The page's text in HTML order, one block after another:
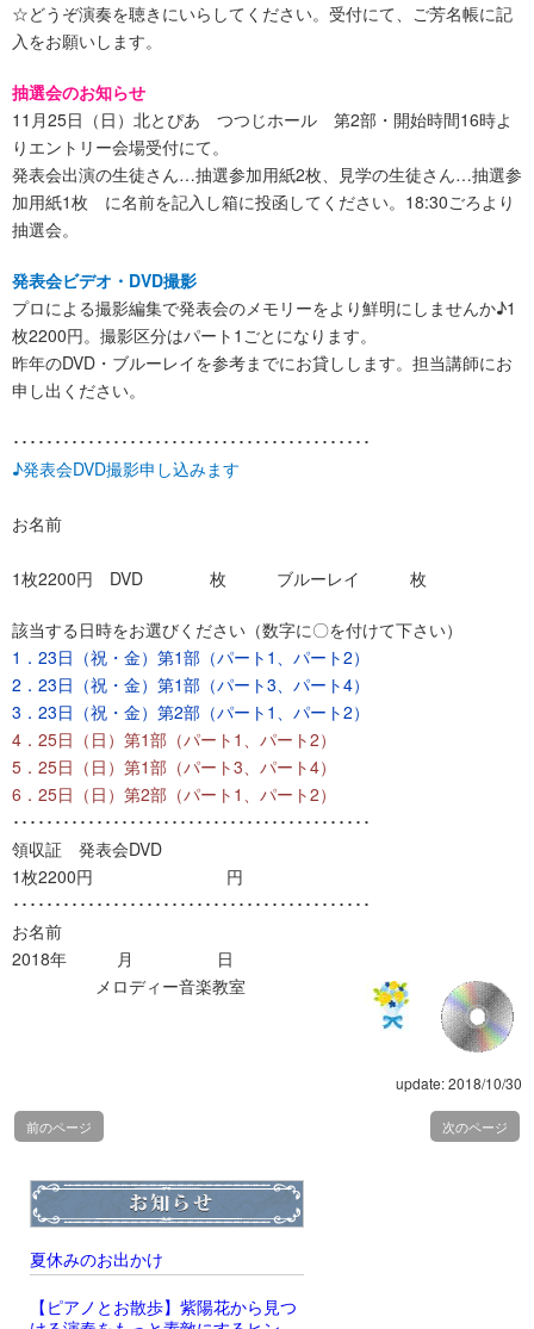
☆どうぞ演奏を聴きにいらしてください。受付にて、ご芳名帳に記
入をお願いします。
抽選会のお知らせ
11月25日（日）北とぴあ つつじホール 第2部・開始時間16時よ
りエントリー会場受付にて。
発表会出演の生徒さん…抽選参加用紙2枚、見学の生徒さん…抽選参
加用紙1枚 に名前を記入し箱に投函してください。18:30ごろより
抽選会。
発表会ビデオ・DVD撮影
プロによる撮影編集で発表会のメモリーをより鮮明にしませんか♪1
枚2200円。撮影区分はパート1ごとになります。
昨年のDVD・ブルーレイを参考までにお貸しします。担当講師にお
申し出ください。
･･･････････････････････････････････････････
♪発表会DVD撮影申し込みます
お名前
1枚2200円 DVD 枚 ブルーレイ 枚
該当する日時をお選びください（数字に〇を付けて下さい）
1．23日（祝・金）第1部（パート1、パート2）
2．23日（祝・金）第1部（パート3、パート4）
3．23日（祝・金）第2部（パート1、パート2）
4．25日（日）第1部（パート1、パート2）
5．25日（日）第1部（パート3、パート4）
6．25日（日）第2部（パート1、パート2）
･･･････････････････････････････････････････
領収証 発表会DVD
1枚2200円 円
･･･････････････････････････････････････････
お名前
2018年 月 日
メロディー音楽教室
update: 2018/10/30
前のページ 次のページ
夏休みのお出かけ
【ピアノとお散歩】紫陽花から見つ